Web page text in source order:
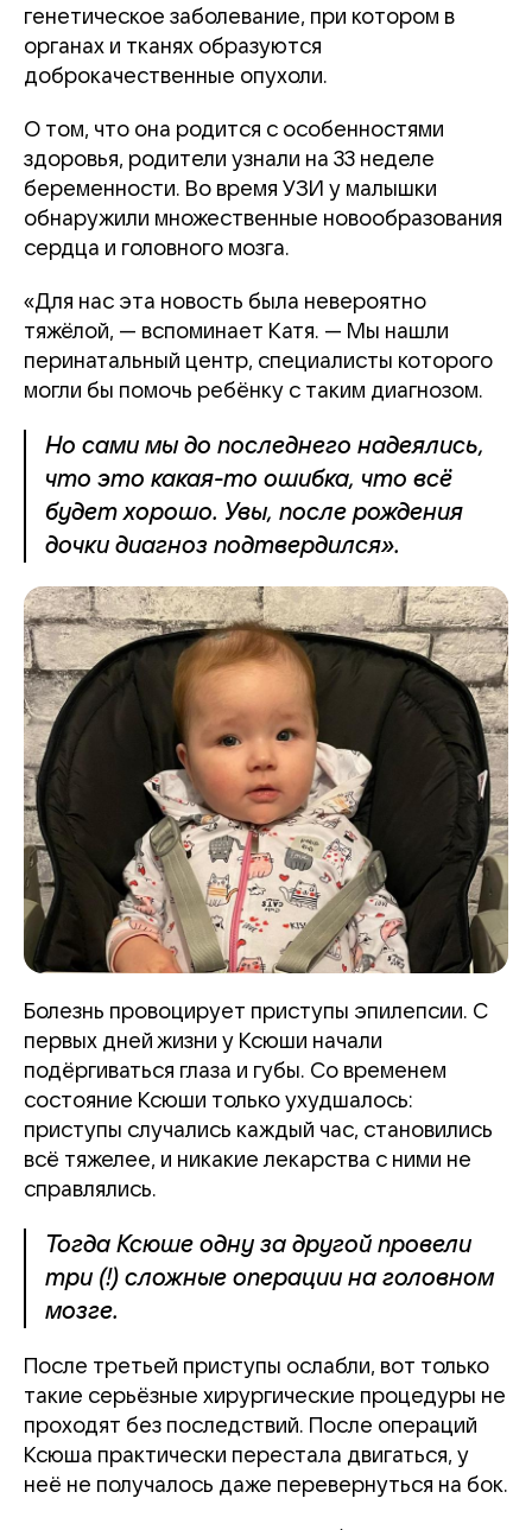
генетическое заболевание, при котором в
органах и тканях образуются
доброкачественные опухоли.
О том, что она родится с особенностями
здоровья, родители узнали на 33 неделе
беременности. Во время УЗИ у малышки
обнаружили множественные новообразования
сердца и головного мозга.
«Для нас эта новость была невероятно
тяжёлой, — вспоминает Катя. — Мы нашли
перинатальный центр, специалисты которого
могли бы помочь ребёнку с таким диагнозом.
Но сами мы до последнего надеялись,
что это какая-то ошибка, что всё
будет хорошо. Увы, после рождения
дочки диагноз подтвердился».
Болезнь провоцирует приступы эпилепсии. С
первых дней жизни у Ксюши начали
подёргиваться глаза и губы. Со временем
состояние Ксюши только ухудшалось:
приступы случались каждый час, становились
всё тяжелее, и никакие лекарства с ними не
справлялись.
Тогда Ксюше одну за другой провели
три (!) сложные операции на головном
мозге.
После третьей приступы ослабли, вот только
такие серьёзные хирургические процедуры не
проходят без последствий. После операций
Ксюша практически перестала двигаться, у
неё не получалось даже перевернуться на бок.